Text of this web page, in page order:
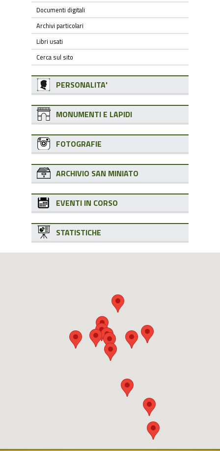
Documenti digitali
Archivi particolari
Libri usati
Cerca sul sito
PERSONALITA'
MONUMENTI E LAPIDI
FOTOGRAFIE
ARCHIVIO SAN MINIATO
EVENTI IN CORSO
STATISTICHE